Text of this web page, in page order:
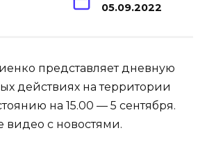
05.09.2022
представляет дневную
действиях на территории
на 15.00 — 5 сентября.
видео с новостями.